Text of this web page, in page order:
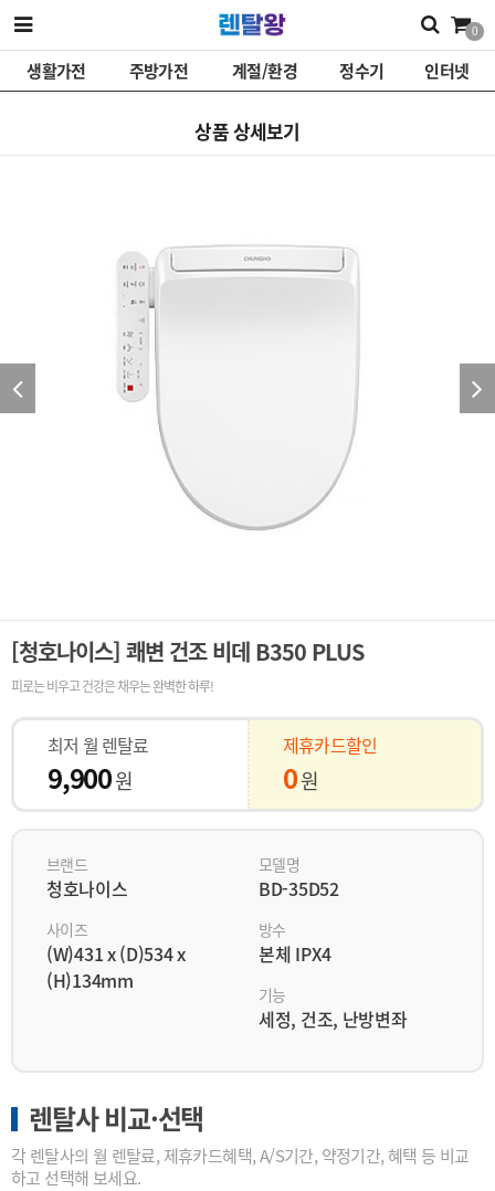
0
생활가전 주방가전 계절/환경 정수기 인터넷
상품 상세보기
[청호나이스] 쾌변 건조 비데 B350 PLUS
피로는 비우고 건강은 채우는 완벽한 하루!
최저 월 렌탈료
9,900원
제휴카드할인
0원
브랜드
청호나이스
모델명
BD-35D52
사이즈
(W)431 x (D)534 x
(H)134mm
방수
본체 IPX4
기능
세정, 건조, 난방변좌
렌탈사 비교·선택
각 렌탈사의 월 렌탈료, 제휴카드혜택, A/S기간, 약정기간, 혜택 등 비교
하고 선택해 보세요.